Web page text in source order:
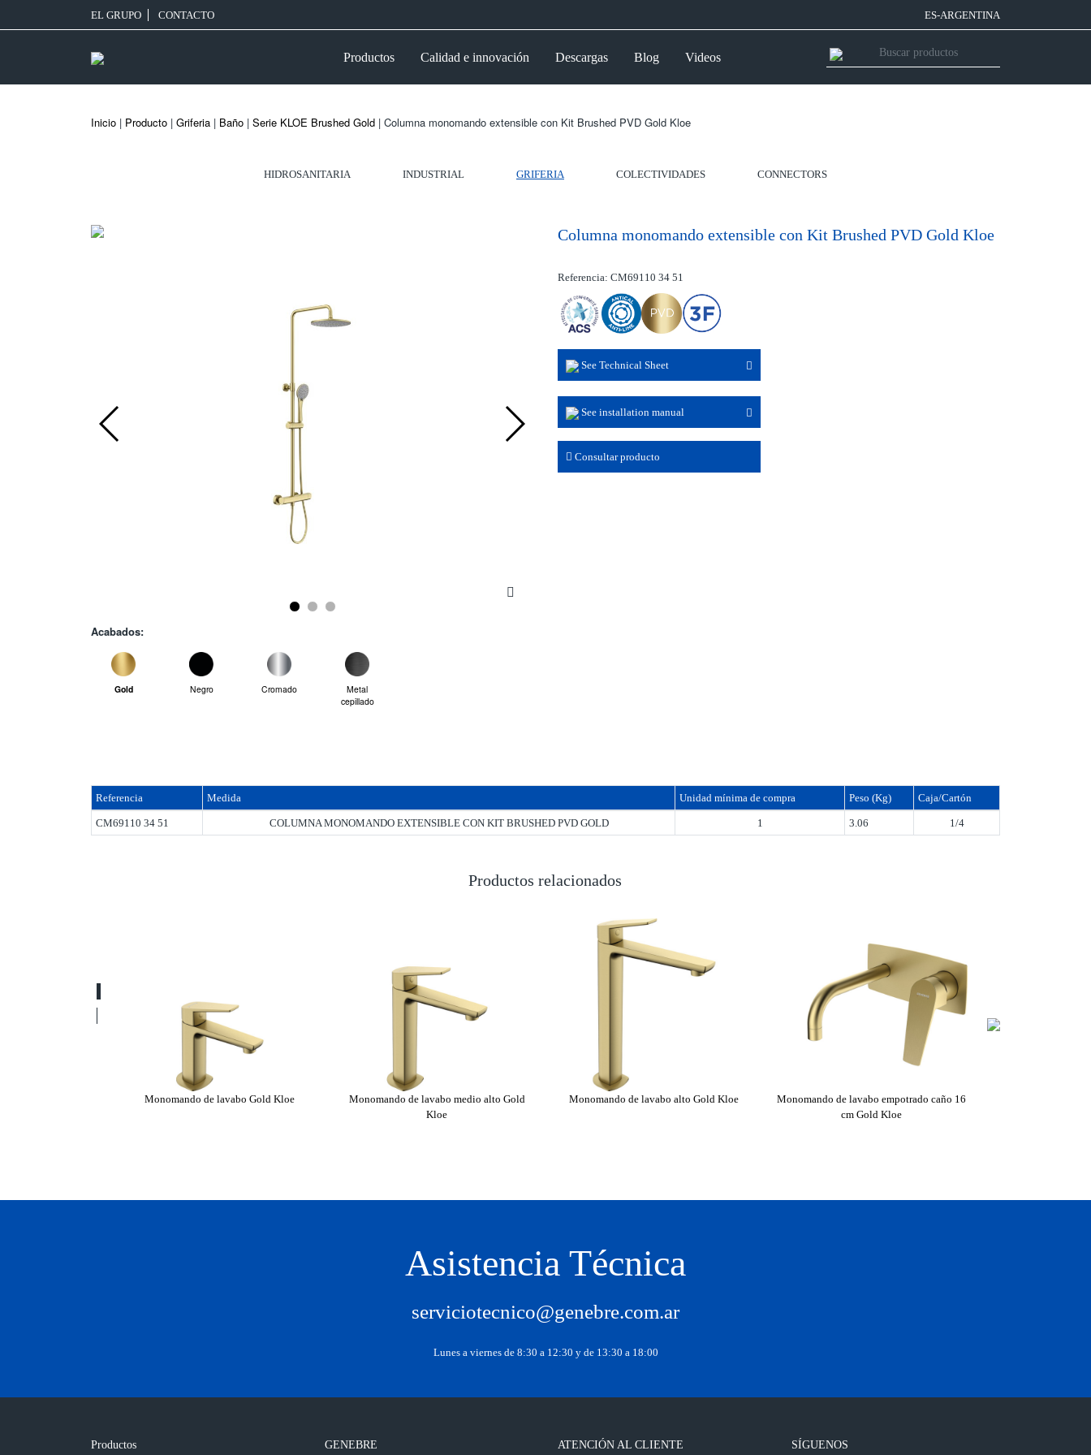
EL GRUPO CONTACTO ES-ARGENTINA
Productos Calidad e innovación Descargas Blog Videos
Inicio | Producto | Griferia | Baño | Serie KLOE Brushed Gold | Columna monomando extensible con Kit Brushed PVD Gold Kloe
HIDROSANITARIA INDUSTRIAL GRIFERIA COLECTIVIDADES CONNECTORS
Acabados:
Gold Negro Cromado
Metal
cepillado
Columna monomando extensible con Kit Brushed PVD Gold Kloe
Referencia: CM69110 34 51
See Technical Sheet
See installation manual
Consultar producto
Referencia Medida Unidad mínima de compra Peso (Kg) Caja/Cartón
CM69110 34 51 COLUMNA MONOMANDO EXTENSIBLE CON KIT BRUSHED PVD GOLD 1 3.06 1/4
Productos relacionados
Monomando de lavabo Gold Kloe
Monomando de lavabo medio alto Gold
Kloe
Monomando de lavabo alto Gold Kloe
Monomando de lavabo empotrado caño 16
cm Gold Kloe
Asistencia Técnica
serviciotecnico@genebre.com.ar
Lunes a viernes de 8:30 a 12:30 y de 13:30 a 18:00
Productos GENEBRE ATENCIÓN AL CLIENTE SÍGUENOS